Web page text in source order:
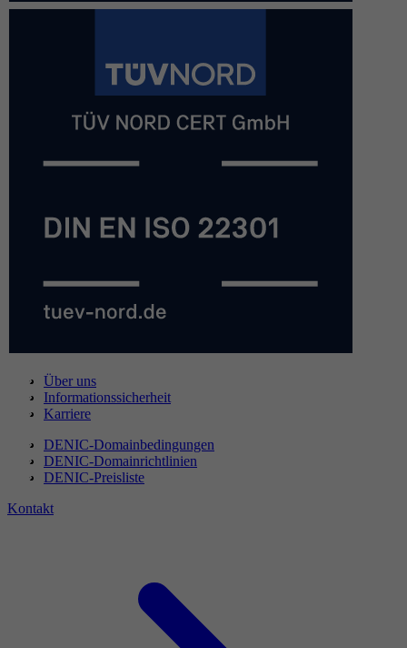
Über uns
Informationssicherheit
Karriere
DENIC-Domainbedingungen
DENIC-Domainrichtlinien
DENIC-Preisliste
Kontakt